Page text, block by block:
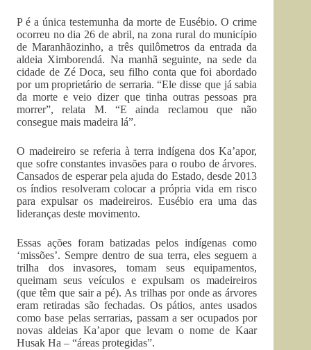
P é a única testemunha da morte de Eusébio. O crime
ocorreu no dia 26 de abril, na zona rural do município
de Maranhãozinho, a três quilômetros da entrada da
aldeia Ximborendá. Na manhã seguinte, na sede da
cidade de Zé Doca, seu filho conta que foi abordado
por um proprietário de serraria. “Ele disse que já sabia
da morte e veio dizer que tinha outras pessoas pra
morrer”, relata M. “E ainda reclamou que não
consegue mais madeira lá”.
O madeireiro se referia à terra indígena dos Ka’apor,
que sofre constantes invasões para o roubo de árvores.
Cansados de esperar pela ajuda do Estado, desde 2013
os índios resolveram colocar a própria vida em risco
para expulsar os madeireiros. Eusébio era uma das
lideranças deste movimento.
Essas ações foram batizadas pelos indígenas como
‘missões’. Sempre dentro de sua terra, eles seguem a
trilha dos invasores, tomam seus equipamentos,
queimam seus veículos e expulsam os madeireiros
(que têm que sair a pé). As trilhas por onde as árvores
eram retiradas são fechadas. Os pátios, antes usados
como base pelas serrarias, passam a ser ocupados por
novas aldeias Ka’apor que levam o nome de Kaar
Husak Ha – “áreas protegidas”.